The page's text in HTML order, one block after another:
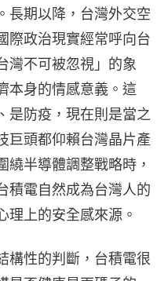
長期以降，台灣外交空
際政治現實經常呼向台
灣不可被忽視」的象
本身的情感意義。這
是防疫，現在則是當之
巨頭都仰賴台灣晶片產
繞半導體調整戰略時，
積電自然成為台灣人的
理上的安全感來源。
構性的判斷，台積電很